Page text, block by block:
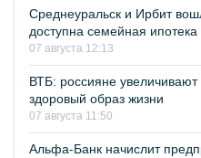
Среднеуральск и Ирбит
доступна семейная ипотека
07 августа 12:13
ВТБ: россияне
здоровый образ жизни
07 августа 11:50
Альфа-Банк начислит